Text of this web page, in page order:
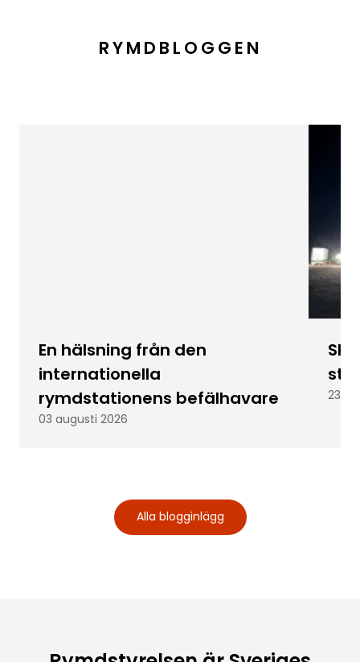
RYMDBLOGGEN
En hälsning från den
internationella
rymdstationens befälhavare
03 augusti 2026
23
Alla blogginlägg